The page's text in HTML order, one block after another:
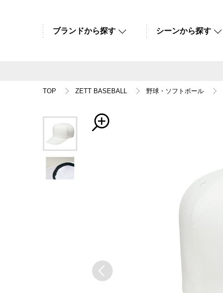
ブランドから探す シーンから探す
TOP ZETT BASEBALL 野球・ソフトボール